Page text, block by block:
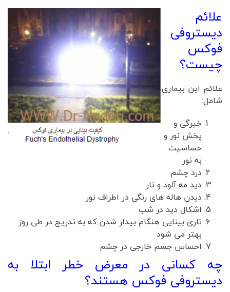
علائم
دیستروفی
فوکس
چیست؟
علائم این بیماری
شامل:
خیرگی و
پخش نور و
حساسیت
به نور
درد چشم
دید مه آلود و تار
دیدن هاله های رنگی در اطراف نور
اشکال دید در شب
تاری بینایی هنگام بیدار شدن که به تدریج در طی روز
بهتر می شود
احساس جسم خارجی در چشم
چه کسانی در معرض خطر ابتلا به
دیستروفی فوکس هستند؟